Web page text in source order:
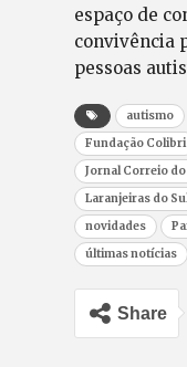
espaço de
convivência
pessoas
autismo
Fundação Colibri
Jornal Correio
Laranjeiras do
novidades
últimas notícias
Share